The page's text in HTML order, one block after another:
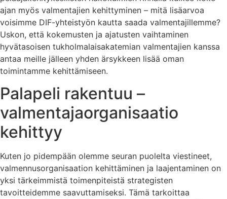
ajan myös valmentajien kehittyminen – mitä lisäarvoa
voisimme DIF-yhteistyön kautta saada valmentajillemme?
Uskon, että kokemusten ja ajatusten vaihtaminen
hyvätasoisen tukholmalaisakatemian valmentajien kanssa
antaa meille jälleen yhden ärsykkeen lisää oman
toimintamme kehittämiseen.
Palapeli rakentuu –
valmentajaorganisaatio
kehittyy
Kuten jo pidempään olemme seuran puolelta viestineet,
valmennusorganisaation kehittäminen ja laajentaminen on
yksi tärkeimmistä toimenpiteistä strategisten
tavoitteidemme saavuttamiseksi. Tämä tarkoittaa